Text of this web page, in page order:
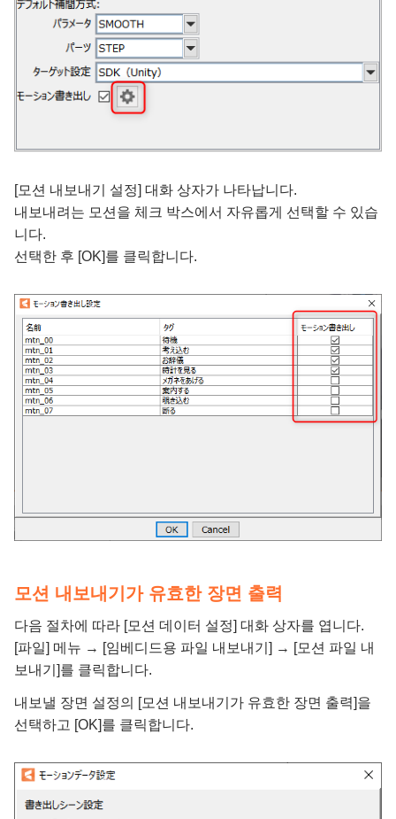
[모션 내보내기 설정] 대화 상자가 나타납니다.
내보내려는 모션을 체크 박스에서 자유롭게 선택할 수 있습
니다.
선택한 후 [OK]를 클릭합니다.
모션 내보내기가 유효한 장면 출력
다음 절차에 따라 [모션 데이터 설정] 대화 상자를 엽니다.
[파일] 메뉴 → [임베디드용 파일 내보내기] → [모션 파일 내
보내기]를 클릭합니다.
내보낼 장면 설정의 [모션 내보내기가 유효한 장면 출력]을
선택하고 [OK]를 클릭합니다.